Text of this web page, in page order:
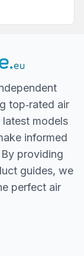
top‐rated air
latest models
informed
providing
guides, we
perfect air